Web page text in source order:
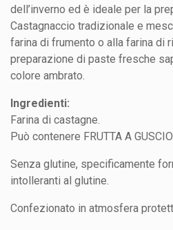
dell’inverno ed è ideale per la
Castagnaccio tradizionale e
farina di frumento o alla farina di
preparazione di paste fresche
colore ambrato.
Ingredienti:
Farina di castagne.
Può contenere FRUTTA A GUSCIO.
Senza glutine, specificamente
intolleranti al glutine.
Confezionato in atmosfera